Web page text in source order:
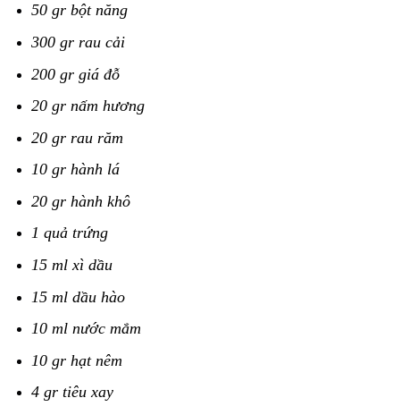
50 gr bột năng
300 gr rau cải
200 gr giá đỗ
20 gr nấm hương
20 gr rau răm
10 gr hành lá
20 gr hành khô
1 quả trứng
15 ml xì dầu
15 ml dầu hào
10 ml nước mắm
10 gr hạt nêm
4 gr tiêu xay